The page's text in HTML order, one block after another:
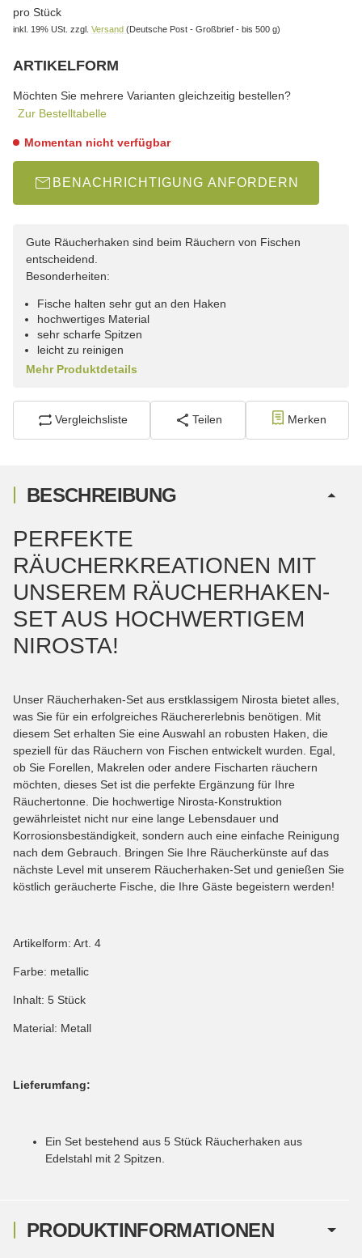
pro Stück
inkl. 19% USt. zzgl. Versand (Deutsche Post - Großbrief - bis 500 g)
ARTIKELFORM
Möchten Sie mehrere Varianten gleichzeitig bestellen?
Zur Bestelltabelle
Momentan nicht verfügbar
BENACHRICHTIGUNG ANFORDERN
Gute Räucherhaken sind beim Räuchern von Fischen
entscheidend.
Besonderheiten:
Fische halten sehr gut an den Haken
hochwertiges Material
sehr scharfe Spitzen
leicht zu reinigen
Mehr Produktdetails
Vergleichsliste Teilen Merken
PRODUKTINFORMATIONEN
BESCHREIBUNG
PERFEKTE
RÄUCHERKREATIONEN MIT
UNSEREM RÄUCHERHAKEN-
SET AUS HOCHWERTIGEM
NIROSTA!
Unser Räucherhaken-Set aus erstklassigem Nirosta bietet alles,
was Sie für ein erfolgreiches Räuchererlebnis benötigen. Mit
diesem Set erhalten Sie eine Auswahl an robusten Haken, die
speziell für das Räuchern von Fischen entwickelt wurden. Egal,
ob Sie Forellen, Makrelen oder andere Fischarten räuchern
möchten, dieses Set ist die perfekte Ergänzung für Ihre
Räuchertonne. Die hochwertige Nirosta-Konstruktion
gewährleistet nicht nur eine lange Lebensdauer und
Korrosionsbeständigkeit, sondern auch eine einfache Reinigung
nach dem Gebrauch. Bringen Sie Ihre Räucherkünste auf das
nächste Level mit unserem Räucherhaken-Set und genießen Sie
köstlich geräucherte Fische, die Ihre Gäste begeistern werden!
Artikelform: Art. 4
Farbe: metallic
Inhalt: 5 Stück
Material: Metall
Lieferumfang:
Ein Set bestehend aus 5 Stück Räucherhaken aus
Edelstahl mit 2 Spitzen.